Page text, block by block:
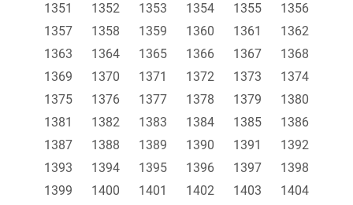
1351
1352 1353 1354 1355
1356
1357
1358 1359 1360 1361
1362
1363
1364 1365 1366 1367
1368
1369
1370 1371 1372 1373
1374
1375
1376 1377 1378 1379
1380
1381
1382 1383 1384 1385
1386
1387
1388 1389 1390 1391
1392
1393
1394 1395 1396 1397
1398
1399
1400 1401 1402 1403
1404